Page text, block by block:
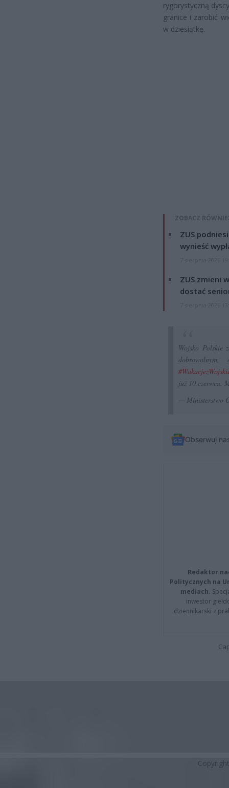
rygorystyczną
granice i zarobić
w dziesiątkę.
ZOBACZ
ZUS
wynieść
ZUS zmieni
dostać
Wojsko Polskie
dobrowolnym,
już 10 czerwca.
— Ministerstwo
Obserwuj
Redaktor
Politycznych na
mediach.
inwestor
dziennikarski z